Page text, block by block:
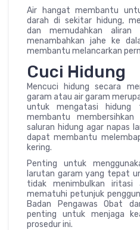
Air hangat membantu
darah di sekitar hidung,
dan memudahkan
menambahkan jahe ke
membantu melancarkan
Cuci Hidung
Mencuci hidung secara
garam atau air garam
untuk mengatasi hidung
membantu
saluran hidung agar napas
dapat membantu
kering.
Penting untuk
larutan garam yang tepat
tidak menimbulkan
mematuhi petunjuk
Badan Pengawas Obat
penting untuk menjaga
prosedur ini.